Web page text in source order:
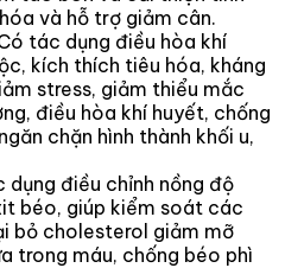
và hỗ trợ giảm cân.
tác dụng điều hòa khí
kích thích tiêu hóa, kháng
stress, giảm thiểu mắc
điều hòa khí huyết, chống
chặn hình thành khối u,
dụng điều chỉnh nồng độ
béo, giúp kiểm soát các
bỏ cholesterol giảm mỡ
trong máu, chống béo phì